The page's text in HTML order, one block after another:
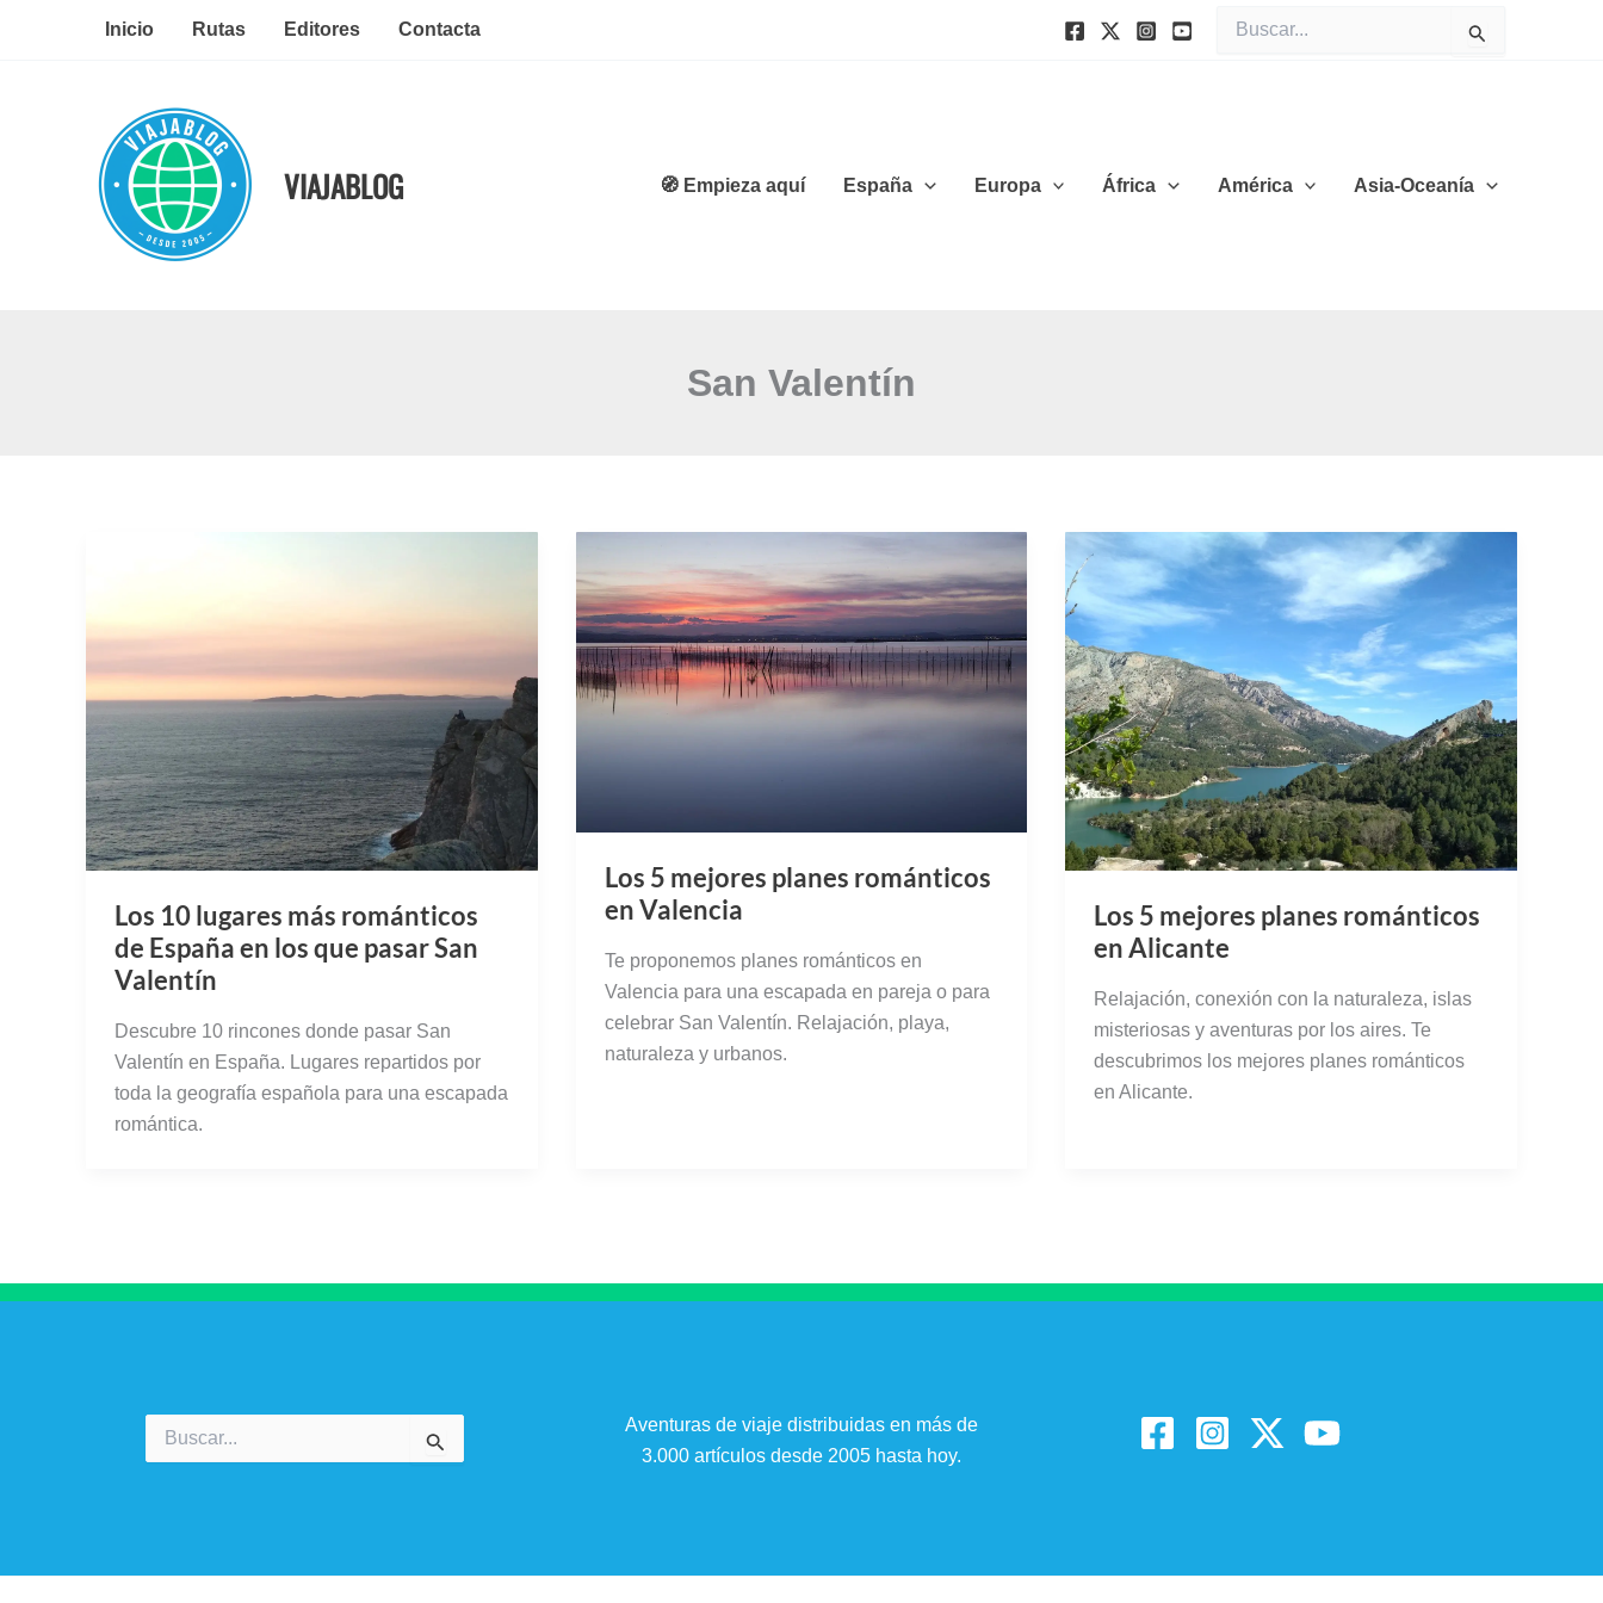
Inicio Rutas Editores Contacta
por:
VIAJABLOG 🧭 Empieza aquí España Europa África América Asia-Oceanía
San Valentín
Los 10 lugares más románticos
de España en los que pasar San
Valentín
Descubre 10 rincones donde pasar San
Valentín en España. Lugares repartidos por
toda la geografía española para una escapada
romántica.
Los 5 mejores planes románticos
en Valencia
Te proponemos planes románticos en
Valencia para una escapada en pareja o para
celebrar San Valentín. Relajación, playa,
naturaleza y urbanos.
Los 5 mejores planes románticos
en Alicante
Relajación, conexión con la naturaleza, islas
misteriosas y aventuras por los aires. Te
descubrimos los mejores planes románticos
en Alicante.
por:
Aventuras de viaje distribuidas en más de
3.000 artículos desde 2005 hasta hoy.